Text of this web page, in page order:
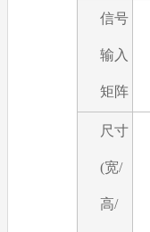
信号
输入
矩阵
尺寸
(宽/
高/